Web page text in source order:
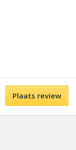
Plaats review